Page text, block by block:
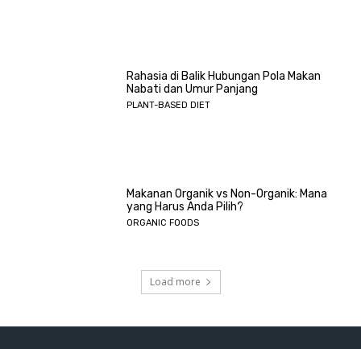
Rahasia di Balik Hubungan Pola Makan
Nabati dan Umur Panjang
PLANT-BASED DIET
Makanan Organik vs Non-Organik: Mana
yang Harus Anda Pilih?
ORGANIC FOODS
Load more